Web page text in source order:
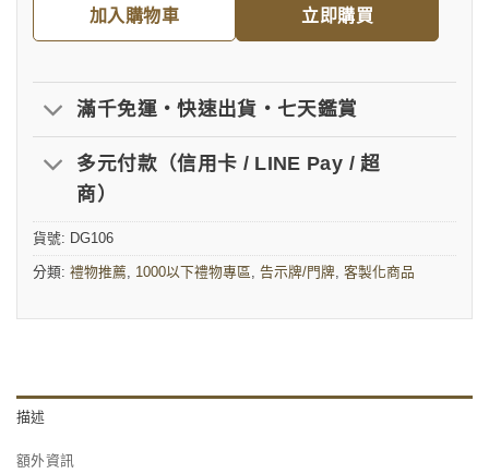
加入購物車 立即購買
滿千免運・快速出貨・七天鑑賞
多元付款（信用卡 / LINE Pay / 超
商）
貨號: DG106
分類: 禮物推薦 1000以下禮物專區 告示牌/門牌 客製化商品
描述
額外資訊